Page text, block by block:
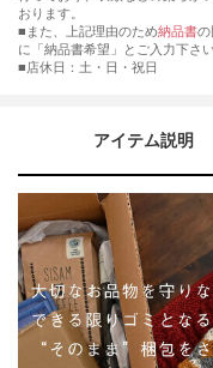
おります。
■また、上記理由のため納品書の
に「納品書希望」とご入力下さい
■店休日：土・日・祝日
アイテム説明